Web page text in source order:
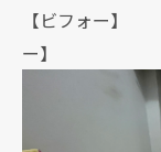
【ビフ
ー】